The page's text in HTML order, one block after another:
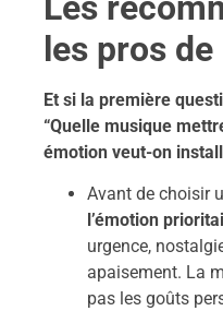
les pros
Et si la première
“Quelle musique
émotion veut-on
Avant de choisir
l’émotion
urgence,
apaisement. La
pas les goûts